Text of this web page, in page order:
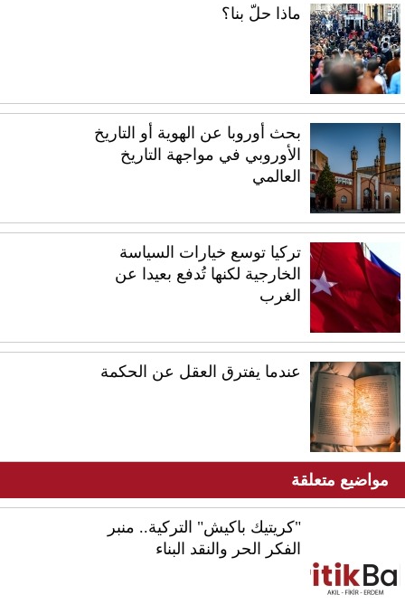
ماذا حلّ بنا؟
بحث أوروبا عن الهوية أو التاريخ
الأوروبي في مواجهة التاريخ
العالمي
تركيا توسع خيارات السياسة
الخارجية لكنها تُدفع بعيدا عن
الغرب
عندما يفترق العقل عن الحكمة
مواضيع متعلقة
"كريتيك باكيش" التركية.. منبر
الفكر الحر والنقد البناء